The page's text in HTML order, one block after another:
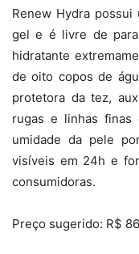
Renew Hydra
gel e é livre de
hidratante
de oito copos de
protetora da tez,
rugas e linhas
umidade da pele
visíveis em 24h e
consumidoras.
Preço sugerido: R$